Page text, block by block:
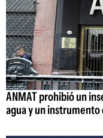
ANMAT prohibió un
agua y un